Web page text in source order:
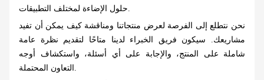
حلول الإضاءة لمختلف التطبيقات.
نحن نتطلع إلى الفرصة لعرض منتجاتنا ومناقشة كيف يمكن أن تفيد
مشاريعك. سيكون فريق الخبراء لدينا متاحًا لتقديم نظرة عامة
شاملة على المنتج، والإجابة على أي أسئلة، واستكشاف أوجه
التعاون المحتملة.